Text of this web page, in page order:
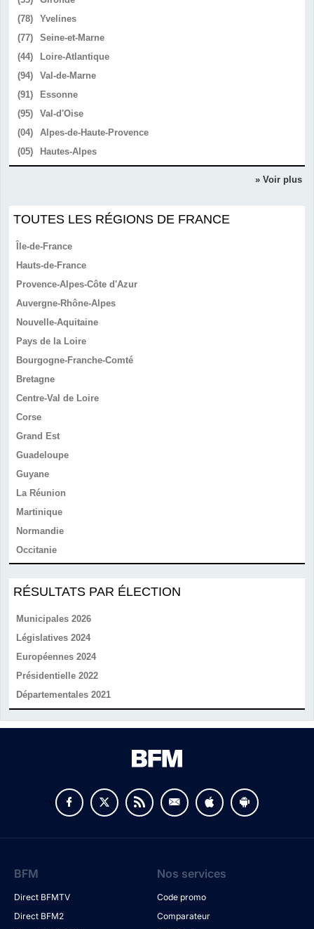
(78)
Yvelines
(77)
Seine-et-Marne
(44)
Loire-Atlantique
(94)
Val-de-Marne
(91)
Essonne
(95)
Val-d'Oise
(04)
Alpes-de-Haute-Provence
(05)
Hautes-Alpes
» Voir plus
TOUTES LES RÉGIONS DE FRANCE
Île-de-France
Hauts-de-France
Provence-Alpes-Côte d'Azur
Auvergne-Rhône-Alpes
Nouvelle-Aquitaine
Pays de la Loire
Bourgogne-Franche-Comté
Bretagne
Centre-Val de Loire
Corse
Grand Est
Guadeloupe
Guyane
La Réunion
Martinique
Normandie
Occitanie
RÉSULTATS PAR ÉLECTION
Municipales 2026
Législatives 2024
Européennes 2024
Présidentielle 2022
Départementales 2021
v
BFM
Direct BFMTV
Direct BFM2
Nos services
Code promo
Comparateur